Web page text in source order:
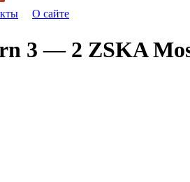
О сайте
3 — 2 ZSKA